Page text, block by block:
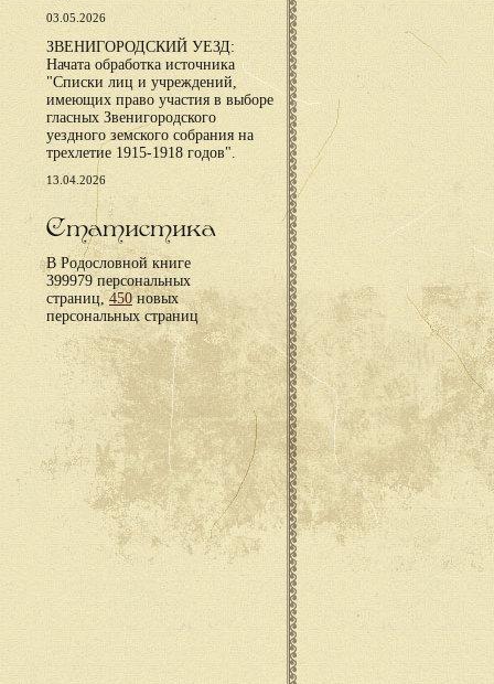
03.05.2026
ЗВЕНИГОРОДСКИЙ УЕЗД:
Начата обработка источника
"Списки лиц и учреждений,
имеющих право участия в выборе
гласных Звенигородского
уездного земского собрания на
трехлетие 1915-1918 годов".
13.04.2026
Статистика
В Родословной книге
399979 персональных
страниц,450новых
персональных страниц